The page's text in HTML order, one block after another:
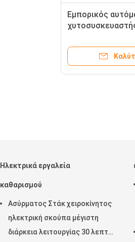
Εμπορικός
smoothie
Ηλεκτρικά εργαλεία
καθαρισμού
Ασύρματος Στάκ χειροκίνητος
ηλεκτρική σκούπα μέγιστη
διάρκεια λειτουργίας 30 λεπτά